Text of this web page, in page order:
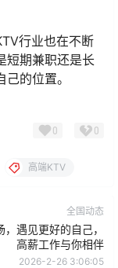
行业也在不断
短期兼职还是长
的位置。
0 0
高端KTV
全国动态
，遇见更好的自己，
高薪工作与你相伴
2026-2-26 3:06:05